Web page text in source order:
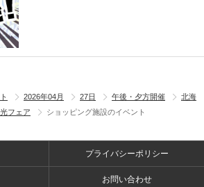
2026年04月 27日 午後・夕方開催
北海
フェア ショッピング施設のイベント
プライバシーポリシー
お問い合わせ